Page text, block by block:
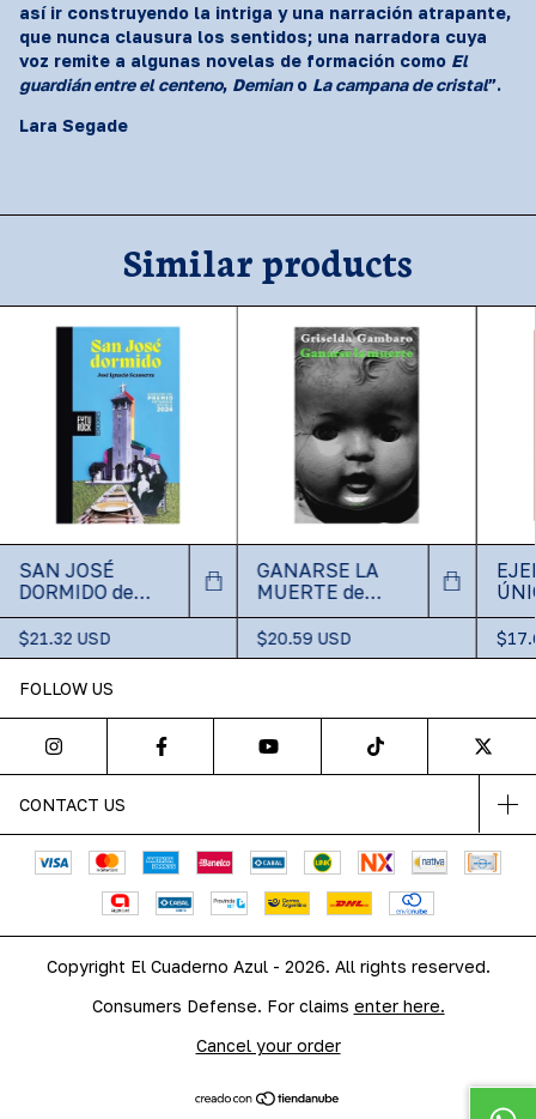
así ir construyendo la intriga y una narración atrapante,
que nunca clausura los sentidos; una narradora cuya
voz remite a algunas novelas de formación como El
guardián entre el centeno, Demiano La campana de cristal”.
Lara Segade
Similar products
SAN JOSÉ
DORMIDO de
José Ignacio
Scasserra
$21.32 USD
GANARSE LA
MUERTE de
Griselda
Gambaro
$20.59 USD
FOLLOW US
CONTACT US
Copyright El Cuaderno Azul - 2026. All rights reserved.
Consumers Defense. For claims enter here.
Cancel your order